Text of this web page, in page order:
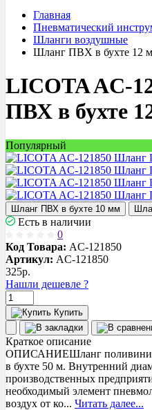
Главная
Пневматический
Шланги воздушные
Шланг ПВХ в бухте 12
LICOTA AC-
ПВХ в бухте
Популярный
Шланг ПВХ в бухте 10 мм
Есть в наличии
0
Код Товара: AC-121850
Артикул: AC-121850
325р.
Нашли дешевле ?
Купить
Краткое описание
ОПИСАНИЕШланг
в бухте 50 м. Внутренний
производственных
необходимый элемент
воздух от ко... Читать далее...